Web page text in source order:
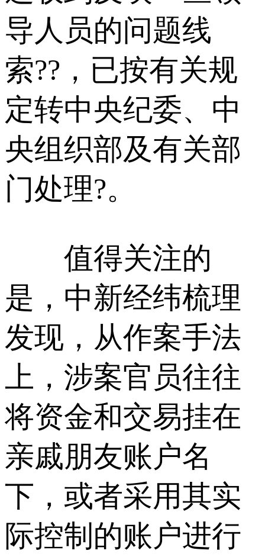
导人员的问题线
索??，已按有关规
定转中央纪委、中
央组织部及有关部
门处理?。
值得关注的
是，中新经纬梳理
发现，从作案手法
上，涉案官员往往
将资金和交易挂在
亲戚朋友账户名
下，或者采用其实
际控制的账户进行